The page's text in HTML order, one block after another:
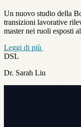
Un nuovo studio della
transizioni lavorative
master nei ruoli esposti
Leggi di più
DSL
Dr. Sarah Liu